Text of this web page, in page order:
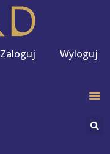
Zaloguj Wyloguj